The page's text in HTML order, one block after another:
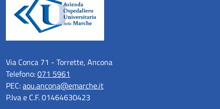
Via Conca 71 - Torrette, Ancona
Telefono:071 5961
PEC:aou.ancona@emarche.it
P.Iva e C.F. 01464630423